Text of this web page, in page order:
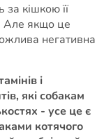
кішкою її
Але якщо це
негативна
і
які собакам
- усе це є
котячого